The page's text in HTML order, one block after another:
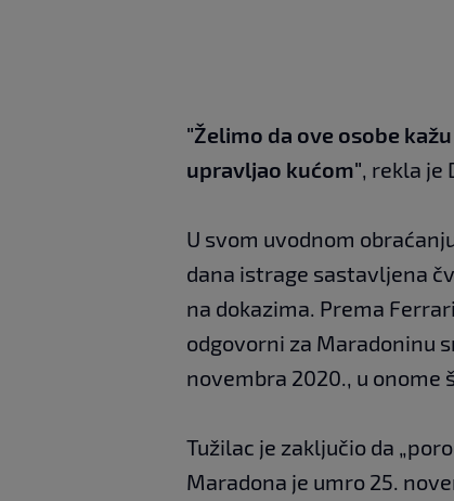
"Želimo da ove osobe
upravljao kućom", rekla je
U svom uvodnom
dana istrage sastavljena
na dokazima. Prema
odgovorni za Maradoninu
novembra 2020., u onome
Tužilac je zaključio da
Maradona je umro 25.